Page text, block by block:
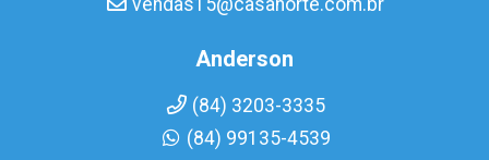
vendas15@casanorte.com.br
Anderson
(84) 3203-3335
(84) 99135-4539